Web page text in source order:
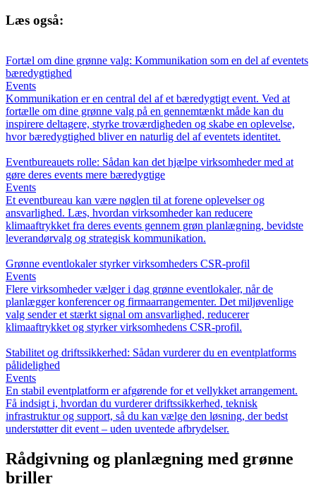
Læs også:
Fortæl om dine grønne valg: Kommunikation som en del af eventets
bæredygtighed
Events
Kommunikation er en central del af et bæredygtigt event. Ved at
fortælle om dine grønne valg på en gennemtænkt måde kan du
inspirere deltagere, styrke troværdigheden og skabe en oplevelse,
hvor bæredygtighed bliver en naturlig del af eventets identitet.
Eventbureauets rolle: Sådan kan det hjælpe virksomheder med at
gøre deres events mere bæredygtige
Events
Et eventbureau kan være nøglen til at forene oplevelser og
ansvarlighed. Læs, hvordan virksomheder kan reducere
klimaaftrykket fra deres events gennem grøn planlægning, bevidste
leverandørvalg og strategisk kommunikation.
Grønne eventlokaler styrker virksomheders CSR-profil
Events
Flere virksomheder vælger i dag grønne eventlokaler, når de
planlægger konferencer og firmaarrangementer. Det miljøvenlige
valg sender et stærkt signal om ansvarlighed, reducerer
klimaaftrykket og styrker virksomhedens CSR-profil.
Stabilitet og driftssikkerhed: Sådan vurderer du en eventplatforms
pålidelighed
Events
En stabil eventplatform er afgørende for et vellykket arrangement.
Få indsigt i, hvordan du vurderer driftssikkerhed, teknisk
infrastruktur og support, så du kan vælge den løsning, der bedst
understøtter dit event – uden uventede afbrydelser.
Rådgivning og planlægning med grønne
briller